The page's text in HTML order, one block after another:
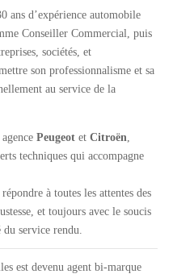
ans d’expérience automobile
Conseiller Commercial, puis
sociétés, et
son professionnalisme et sa
au service de la
Peugeot etCitroën
techniques qui accompagne
à toutes les attentes des
et toujours avec le soucis
service rendu.
est devenu agent bi-marque